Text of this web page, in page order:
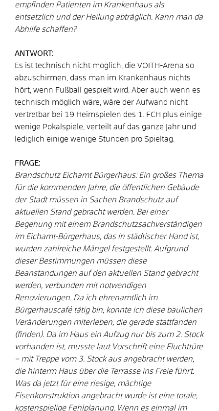
empfinden Patienten im Krankenhaus als
entsetzlich und der Heilung abträglich. Kann man da
Abhilfe schaffen?
ANTWORT:
Es ist technisch nicht möglich, die VOITH-Arena so
abzuschirmen, dass man im Krankenhaus nichts
hört, wenn Fußball gespielt wird. Aber auch wenn es
technisch möglich wäre, wäre der Aufwand nicht
vertretbar bei 19 Heimspielen des 1. FCH plus einige
wenige Pokalspiele, verteilt auf das ganze Jahr und
lediglich einige wenige Stunden pro Spieltag.
FRAGE:
Brandschutz Eichamt Bürgerhaus: Ein großes Thema
für die kommenden Jahre, die öffentlichen Gebäude
der Stadt müssen in Sachen Brandschutz auf
aktuellen Stand gebracht werden. Bei einer
Begehung mit einem Brandschutzsachverständigen
im Eichamt-Bürgerhaus, das in städtischer Hand ist,
wurden zahlreiche Mängel festgestellt. Aufgrund
dieser Bestimmungen müssen diese
Beanstandungen auf den aktuellen Stand gebracht
werden, verbunden mit notwendigen
Renovierungen. Da ich ehrenamtlich im
Bürgerhauscafé tätig bin, konnte ich diese baulichen
Veränderungen miterleben, die gerade stattfanden
(finden). Da im Haus ein Aufzug nur bis zum 2. Stock
vorhanden ist, musste laut Vorschrift eine Fluchttüre
– mit Treppe vom 3. Stock aus angebracht werden,
die hinterm Haus über die Terrasse ins Freie führt.
Was da jetzt für eine riesige, mächtige
Eisenkonstruktion angebracht wurde ist eine totale,
kostenspielige Fehlplanung. Wenn es einmal im